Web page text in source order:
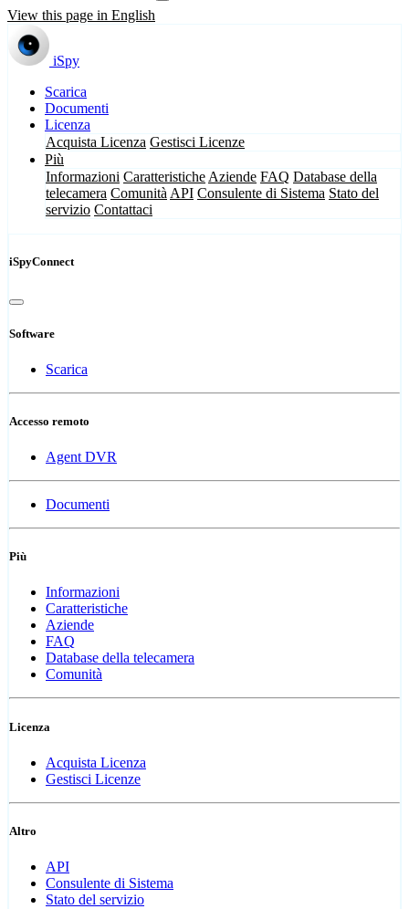
View this page in English
iSpy
Scarica
Documenti
Licenza
Acquista Licenza Gestisci Licenze
Più
Informazioni Caratteristiche Aziende FAQ Database della
telecamera Comunità API Consulente di Sistema Stato del
servizio Contattaci
iSpyConnect
Software
Scarica
Accesso remoto
Agent DVR
Documenti
Più
Informazioni
Caratteristiche
Aziende
FAQ
Database della telecamera
Comunità
Licenza
Acquista Licenza
Gestisci Licenze
Altro
API
Consulente di Sistema
Stato del servizio